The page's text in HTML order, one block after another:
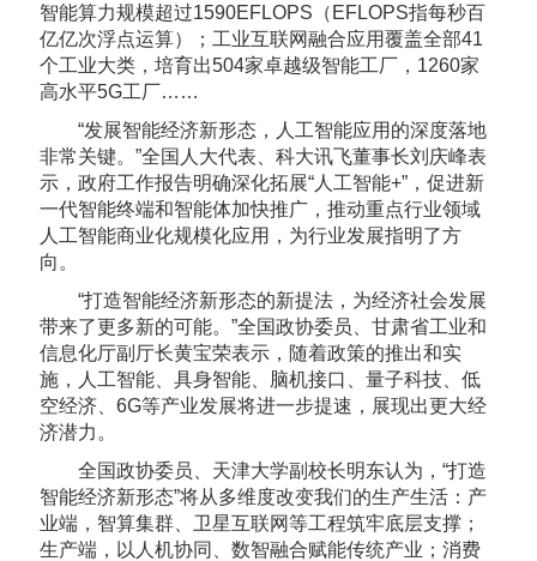
智能算力规模超过1590EFLOPS（EFLOPS指每秒百
亿亿次浮点运算）；工业互联网融合应用覆盖全部41
个工业大类，培育出504家卓越级智能工厂，1260家
高水平5G工厂……
“发展智能经济新形态，人工智能应用的深度落地
非常关键。”全国人大代表、科大讯飞董事长刘庆峰表
示，政府工作报告明确深化拓展“人工智能+”，促进新
一代智能终端和智能体加快推广，推动重点行业领域
人工智能商业化规模化应用，为行业发展指明了方
向。
“打造智能经济新形态的新提法，为经济社会发展
带来了更多新的可能。”全国政协委员、甘肃省工业和
信息化厅副厅长黄宝荣表示，随着政策的推出和实
施，人工智能、具身智能、脑机接口、量子科技、低
空经济、6G等产业发展将进一步提速，展现出更大经
济潜力。
全国政协委员、天津大学副校长明东认为，“打造
智能经济新形态”将从多维度改变我们的生产生活：产
业端，智算集群、卫星互联网等工程筑牢底层支撑；
生产端，以人机协同、数智融合赋能传统产业；消费